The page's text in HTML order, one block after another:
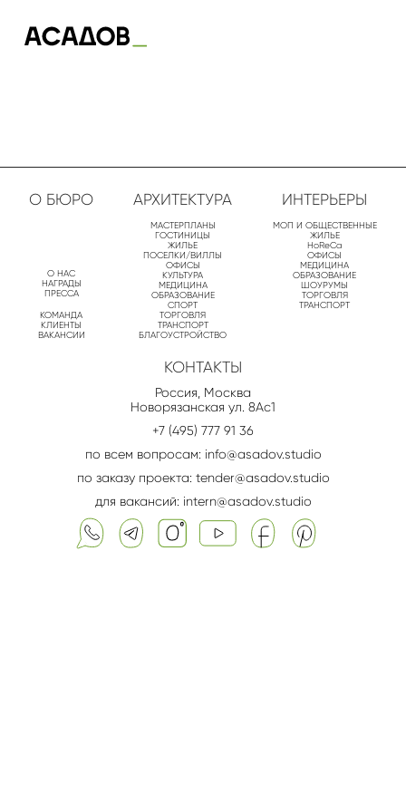
О БЮРО
О НАС
НАГРАДЫ
ПРЕССА
КОМАНДА
КЛИЕНТЫ
ВАКАНСИИ
АРХИТЕКТУРА
МАСТЕРПЛАНЫ
ГОСТИНИЦЫ
ЖИЛЬЕ
ПОСЕЛКИ/ВИЛЛЫ
ОФИСЫ
КУЛЬТУРА
МЕДИЦИНА
ОБРАЗОВАНИЕ
СПОРТ
ТОРГОВЛЯ
ТРАНСПОРТ
БЛАГОУСТРОЙСТВО
ИНТЕРЬЕРЫ
МОП И ОБЩЕСТВЕННЫЕ
ЖИЛЬЕ
HoReCa
ОФИСЫ
МЕДИЦИНА
ОБРАЗОВАНИЕ
ШОУРУМЫ
ТОРГОВЛЯ
ТРАНСПОРТ
КОНТАКТЫ
Россия, Москва
Новорязанская ул. 8Aс1
+7 (495) 777 91 36
по всем вопросам: info@asadov.studio
по заказу проекта: tender@asadov.studio
для вакансий: intern@asadov.studio